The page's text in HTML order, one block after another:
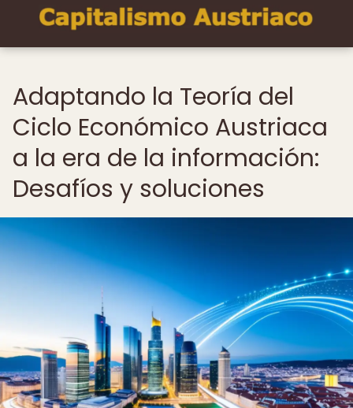
Adaptando la Teoría del
Ciclo Económico Austriaca
a la era de la información:
Desafíos y soluciones